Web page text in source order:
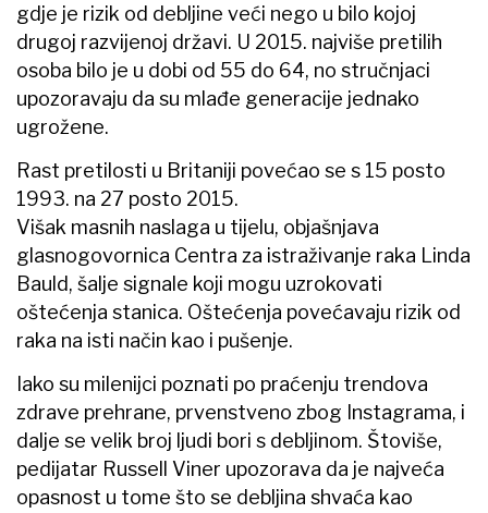
gdje je rizik od debljine veći nego u bilo kojoj
drugoj razvijenoj državi. U 2015. najviše pretilih
osoba bilo je u dobi od 55 do 64, no stručnjaci
upozoravaju da su mlađe generacije jednako
ugrožene.
Rast pretilosti u Britaniji povećao se s 15 posto
1993. na 27 posto 2015.
Višak masnih naslaga u tijelu, objašnjava
glasnogovornica Centra za istraživanje raka Linda
Bauld, šalje signale koji mogu uzrokovati
oštećenja stanica. Oštećenja povećavaju rizik od
raka na isti način kao i pušenje.
Iako su milenijci poznati po praćenju trendova
zdrave prehrane, prvenstveno zbog Instagrama, i
dalje se velik broj ljudi bori s debljinom. Štoviše,
pedijatar Russell Viner upozorava da je najveća
opasnost u tome što se debljina shvaća kao